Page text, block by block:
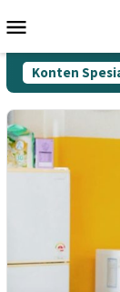
ke
Mobile
Konten
Gempur